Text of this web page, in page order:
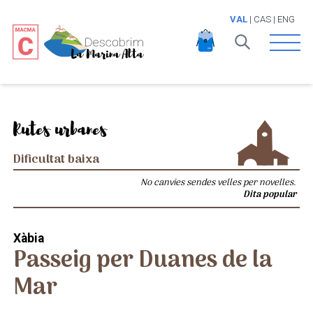
VAL| CAS| ENG
Open
Rutes urbanes
Dificultat baixa
No canvies sendes velles per novelles.
Dita popular
Xàbia
Passeig per Duanes de la
Mar